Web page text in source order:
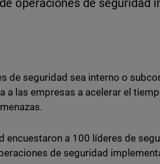
operaciones de seguridad
de seguridad sea interno o
a las empresas a acelerar el
encuestaron a 100 líderes de
de seguridad